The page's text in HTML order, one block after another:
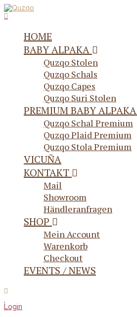
HOME
BABY ALPAKA
Quzqo Stolen
Quzqo Schals
Quzqo Capes
Quzqo Suri Stolen
PREMIUM BABY ALPAKA
Quzqo Schal Premium
Quzqo Plaid Premium
Quzqo Stola Premium
VICUÑA
KONTAKT
Mail
Showroom
Händleranfragen
SHOP
Mein Account
Warenkorb
Checkout
EVENTS / NEWS
Login